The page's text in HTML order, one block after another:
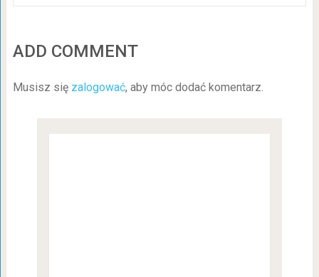
ADD COMMENT
Musisz się zalogować, aby móc dodać komentarz.